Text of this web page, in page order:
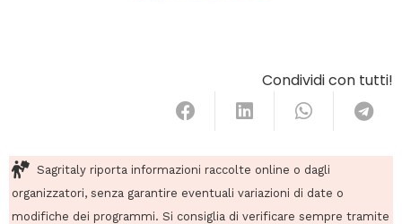
Condividi con tutti!
Sagritaly riporta informazioni raccolte online o dagli
organizzatori, senza garantire eventuali variazioni di date o
modifiche dei programmi. Si consiglia di verificare sempre tramite